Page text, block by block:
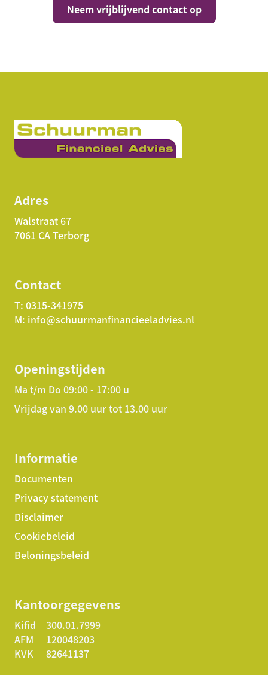
Neem vrijblijvend contact op
Adres
Walstraat 67
7061 CA Terborg
Contact
T: 0315-341975
M: info@schuurmanfinancieeladvies.nl
Openingstijden
Ma t/m Do 09:00 - 17:00 u
Vrijdag van 9.00 uur tot 13.00 uur
Informatie
Documenten
Privacy statement
Disclaimer
Cookiebeleid
Beloningsbeleid
Kantoorgegevens
Kifid
300.01.7999
AFM
120048203
KVK
82641137